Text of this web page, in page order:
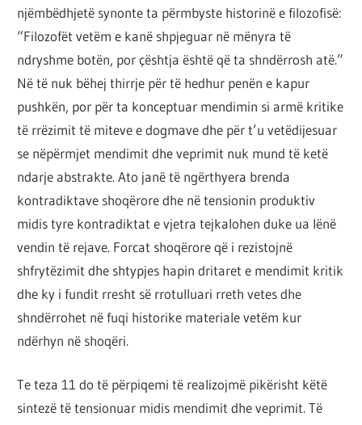
ndryshme
njëmbëdhjetë synonte ta përmbyste historinë e filozofisë:
“Filozofët vetëm e kanë shpjeguar në mënyra të
ndryshme botën, por çështja është që ta shndërrosh atë.”
Në të nuk bëhej thirrje për të hedhur penën e kapur
pushkën, por për ta konceptuar mendimin si armë kritike
të rrëzimit të miteve e dogmave dhe për t’u vetëdijesuar
se nëpërmjet mendimit dhe veprimit nuk mund të ketë
ndarje abstrakte. Ato janë të ngërthyera brenda
kontradiktave shoqërore dhe në tensionin produktiv
midis tyre kontradiktat e vjetra tejkalohen duke ua lënë
vendin të rejave. Forcat shoqërore që i rezistojnë
shfrytëzimit dhe shtypjes hapin dritaret e mendimit kritik
dhe ky i fundit rresht së rrotulluari rreth vetes dhe
shndërrohet në fuqi historike materiale vetëm kur
ndërhyn në shoqëri.
Te teza 11 do të përpiqemi të realizojmë pikërisht këtë
sintezë të tensionuar midis mendimit dhe veprimit. Të